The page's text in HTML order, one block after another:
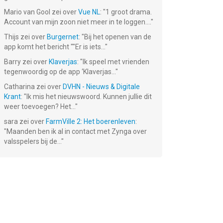
Mario van Gool zei overVue NL: "1 groot drama.
Account van mijn zoon niet meer in te loggen.... "
Thijs zei over Burgernet: "Bij het openen van de
app komt het bericht ""Er is iets... "
Barry zei over Klaverjas: " Ik speel met vrienden
tegenwoordig op de app ‘Klaverjas... "
Catharina zei over DVHN - Nieuws & Digitale
Krant: " Ik mis het nieuwswoord. Kunnen jullie dit
weer toevoegen? Het... "
sara zei over FarmVille 2: Het boerenleven:
"Maanden ben ik al in contact met Zynga over
valsspelers bij de... "